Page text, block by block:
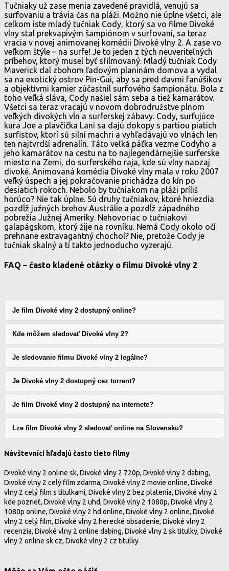
Tučniaky už zase menia zavedené pravidlá, venujú sa
surfovaniu a trávia čas na pláži. Možno nie úplne všetci, ale
celkom iste mladý tučniak Cody, ktorý sa vo filme Divoké
vlny stal prekvapivým šampiónom v surfovaní, sa teraz
vracia v novej animovanej komédii Divoké vlny 2. A zase vo
veľkom štýle – na surfe! Je to jeden z tých neuveriteľných
príbehov, ktorý musel byť sfilmovaný. Mladý tučniak Cody
Maverick dal zbohom ľadovým planinám domova a vydal
sa na exotický ostrov Pin-Gui, aby sa pred davmi fanúšikov
a objektívmi kamier zúčastnil surfového šampionátu. Bola z
toho veľká sláva, Cody našiel sám seba a tiež kamarátov.
Všetci sa teraz vracajú v novom dobrodružstve plnom
veľkých divokých vĺn a surferskej zábavy. Cody, surfujúce
kura Joe a plavčíčka Lani sa dajú dokopy s partiou piatich
surfistov, ktorí sú silní machri a vyhľadávajú vo vlnách len
ten najtvrdší adrenalín. Táto veľká päťka vezme Codyho a
jeho kamarátov na cestu na to najlegendárnejšie surferske
miesto na Zemi, do surferského raja, kde sú vlny naozaj
divoké. Animovaná komédia Divoké vlny mala v roku 2007
veľký úspech a jej pokračovanie prichádza do kín po
desiatich rokoch. Nebolo by tučniakom na pláži príliš
horúco? Nie tak úplne. Sú druhy tučniakov, ktoré hniezdia
pozdĺž južných brehov Austrálie a pozdĺž západného
pobrežia Južnej Ameriky. Nehovoriac o tučniakovi
galapágskom, ktorý žije na rovníku. Nemá Cody okolo očí
prehnane extravagantný chochol? Nie, pretože Cody je
tučniak skalný a tí takto jednoducho vyzerajú.
FAQ – často kladené otázky o filmu Divoké vlny 2
Je film Divoké vlny 2 dostupný online?
Kde môžem sledovať Divoké vlny 2?
Je sledovanie filmu Divoké vlny 2 legálne?
Je Divoké vlny 2 dostupný cez torrent?
Je film Divoké vlny 2 dostupný na internete?
Lze film Divoké vlny 2 sledovať online na Slovensku?
Návštevníci hľadajú často tieto filmy
Divoké vlny 2 online sk, Divoké vlny 2 720p, Divoké vlny 2 dabing,
Divoké vlny 2 celý film zdarma, Divoké vlny 2 movie online, Divoké
vlny 2 celý film s titulkami, Divoké vlny 2 bez platenia, Divoké vlny 2
kde pozrieť, Divoké vlny 2 uhd, Divoké vlny 2 1080p, Divoké vlny 2
1080p online, Divoké vlny 2 hd online, Divoké vlny 2 online, Divoké
vlny 2 celý film, Divoké vlny 2 herecké obsadenie, Divoké vlny 2
recenzia, Divoké vlny 2 online dabing, Divoké vlny 2 sk titulky, Divoké
vlny 2 online sk cz, Divoké vlny 2 cz titulky